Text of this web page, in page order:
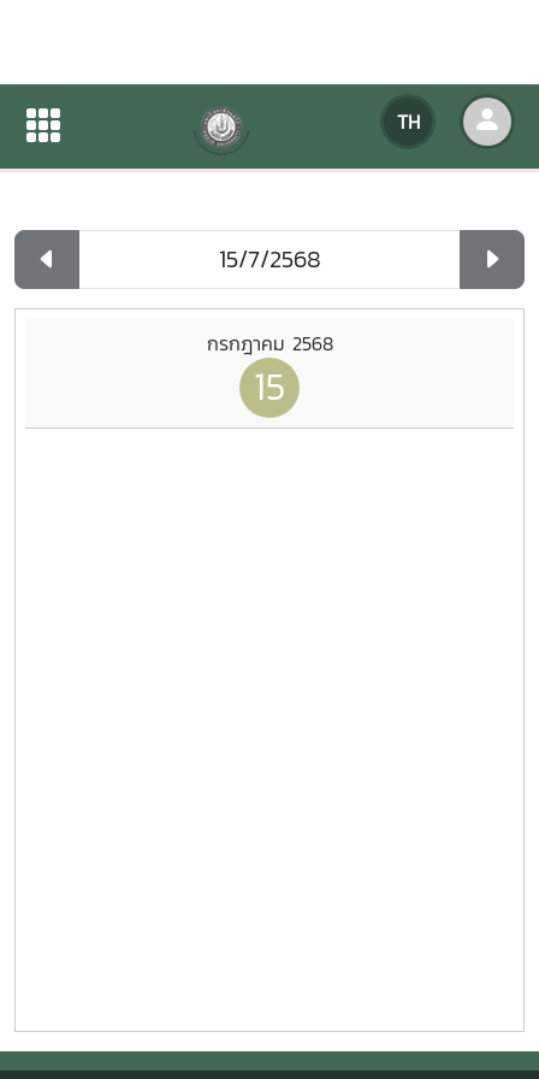
TH
ปฏิทินกิจกรรมของหน่วยงาน
ปฏิทินกิจกรรมของหน่วยงาน
กรกฎาคม 2568
15